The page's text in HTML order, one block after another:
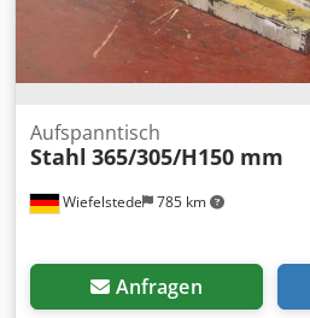
Wiefelstede 785 km
Aufspanntisch
Stahl 365/305/H150 mm
Anfragen